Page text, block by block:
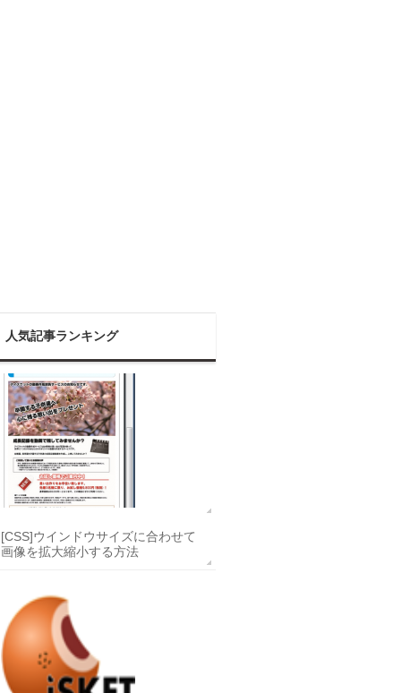
人気記事ランキング
[CSS]ウインドウサイズに合わせて
画像を拡大縮小する方法